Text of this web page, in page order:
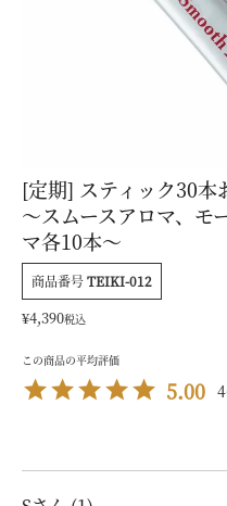
[定期] スティック30本
～スムースアロマ、モ
マ各10本～
商品番号TEIKI-012
¥4,390税込
5.00 4